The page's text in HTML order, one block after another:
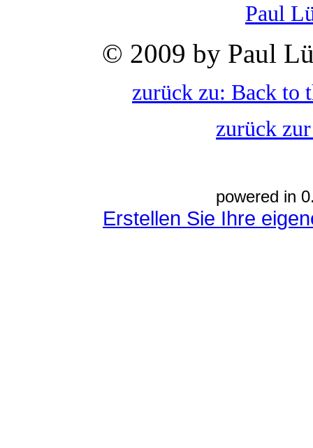
Paul
© 2009 by Paul
zurück zu: Back to
zurück
powered in
Erstellen Sie Ihre